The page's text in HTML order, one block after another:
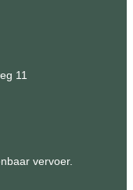
11
vervoer.